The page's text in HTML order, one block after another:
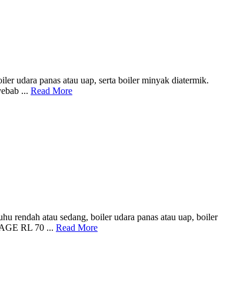
udara panas atau uap, serta boiler minyak diatermik.
... Read More
rendah atau sedang, boiler udara panas atau uap, boiler
RL 70 ... Read More